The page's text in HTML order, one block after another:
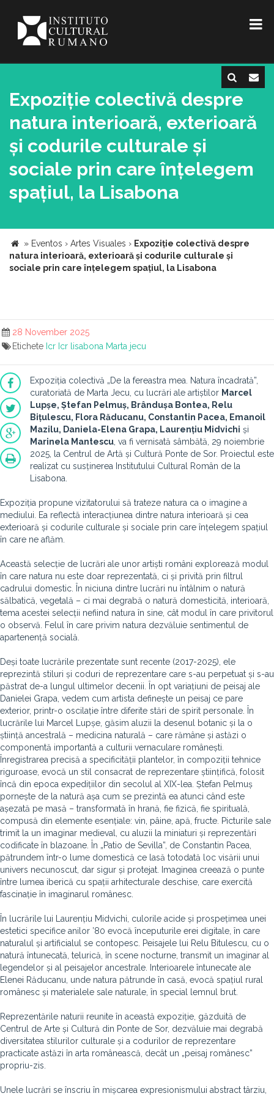
Expoziție colectivă despre
natura interioară, exterioară
și codurile culturale și
sociale prin care înțelegem
spațiul, la Lisabona
» Eventos › Artes Visuales › Expoziție colectivă despre
natura interioară, exterioară și codurile culturale și
sociale prin care înțelegem spațiul, la Lisabona
28 November 2025
Etichete Icr Icr lisabona Marta jecu
Expoziția colectivă „De la fereastra mea. Natura încadrată”,
curatoriată de Marta Jecu, cu lucrări ale artiștilor Marcel
Lupșe, Ștefan Pelmuș, Brândușa Bontea, Relu
Bițulescu, Flora Răducanu, Constantin Pacea, Emanoil
Mazilu, Daniela-Elena Grapa, Laurențiu Midvichi și
Marinela Mantescu , va fi vernisată sâmbătă, 29 noiembrie
2025, la Centrul de Artă și Cultură Ponte de Sor. Proiectul este
realizat cu susținerea Institutului Cultural Român de la
Lisabona.
Expoziția propune vizitatorului să trateze natura ca o imagine a
mediului. Ea reflectă interacțiunea dintre natura interioară și cea
exterioară și codurile culturale și sociale prin care înțelegem spațiul
în care ne aflăm.
Această selecție de lucrări ale unor artiști români explorează modul
în care natura nu este doar reprezentată, ci și privită prin filtrul
cadrului domestic. În niciuna dintre lucrări nu întâlnim o natură
sălbatică, vegetală – ci mai degrabă o natură domesticită, interioară,
tema acestei selecții nefiind natura în sine, cât modul în care privitorul
o observă. Felul în care privim natura dezvăluie sentimentul de
apartenență socială.
Deși toate lucrările prezentate sunt recente (2017-2025), ele
reprezintă stiluri și coduri de reprezentare care s-au perpetuat și s-au
păstrat de-a lungul ultimelor decenii. În opt variațiuni de peisaj ale
Danielei Grapa, vedem cum artista definește un peisaj ce pare
exterior, printr-o oscilație între diferite stări de spirit personale. În
lucrările lui Marcel Lupșe, găsim aluzii la desenul botanic și la o
știință ancestrală – medicina naturală – care rămâne și astăzi o
componentă importantă a culturii vernaculare românești.
Înregistrarea precisă a specificității plantelor, în compoziții tehnice
riguroase, evocă un stil consacrat de reprezentare științifică, folosit
încă din epoca expedițiilor din secolul al XIX-lea. Ștefan Pelmuș
pornește de la natură așa cum se prezintă ea atunci când este
așezată pe masă – transformată în hrană, fie fizică, fie spirituală,
compusă din elemente esențiale: vin, pâine, apă, fructe. Picturile sale
trimit la un imaginar medieval, cu aluzii la miniaturi și reprezentări
codificate în blazoane. În „Patio de Sevilla”, de Constantin Pacea,
pătrundem într-o lume domestică ce lasă totodată loc visării unui
univers necunoscut, dar sigur și protejat. Imaginea creează o punte
între lumea iberică cu spații arhitecturale deschise, care exercită
fascinație în imaginarul românesc.
În lucrările lui Laurențiu Midvichi, culorile acide și prospețimea unei
estetici specifice anilor ’80 evocă începuturile erei digitale, în care
naturalul și artificialul se contopesc. Peisajele lui Relu Bitulescu, cu o
natură întunecată, telurică, în scene nocturne, transmit un imaginar al
legendelor și al peisajelor ancestrale. Interioarele întunecate ale
Elenei Răducanu, unde natura pătrunde în casă, evocă spațiul rural
românesc și materialele sale naturale, în special lemnul brut.
Reprezentările naturii reunite în această expoziție, găzduită de
Centrul de Arte și Cultură din Ponte de Sor, dezvăluie mai degrabă
diversitatea stilurilor culturale și a codurilor de reprezentare
practicate astăzi în arta românească, decât un „peisaj românesc”
propriu-zis.
Unele lucrări se înscriu în mișcarea expresionismului abstract târziu,